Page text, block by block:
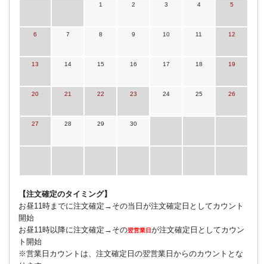
1 2 3 4 5
6 7 8 9 10 11 12
13 14 15 16 17 18 19
20 21 22 23 24 25 26
27 28 29 30
【注文確定のタイミング】
お昼11時までに注文確定→その当日が注文確定日としてカウント
開始
お昼11時以降に注文確定→その翌営業日が注文確定日としてカウン
ト開始
※営業日カウントは、注文確定日の翌営業日からのカウントとな